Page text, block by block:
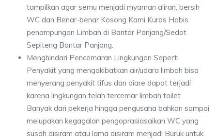
tampilkan agar semu menjadi myaman aliran, bersih
WC dan Benar-benar Kosong Kami Kuras Habis
penampungan Limbah di Bantar Panjang/Sedot
Sepiteng Bantar Panjang.
Menghindari Pencemaran Lingkungan Seperti
Penyakit yang mengakibatkan air/udara limbah bisa
menyerang penyakit tifus dan diare dapat terjadi
karena lingkungan telah tercemar limbah toilet
Banyak dari pekerja hingga pengusaha bahkan sampai
melupakan kegagalan pengoprasiasaikan WC yang
susah disiram atau lama disiram menjadi Buruk untuk